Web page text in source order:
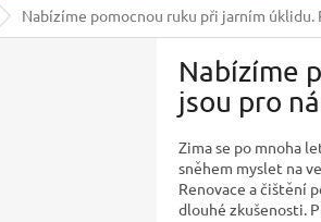
Nabízíme pomocnou ruku při jarním úklidu.
Nabízíme
jsou pro
Zima se po mnoha
sněhem myslet na
Renovace a čištění
dlouhé zkušenosti.